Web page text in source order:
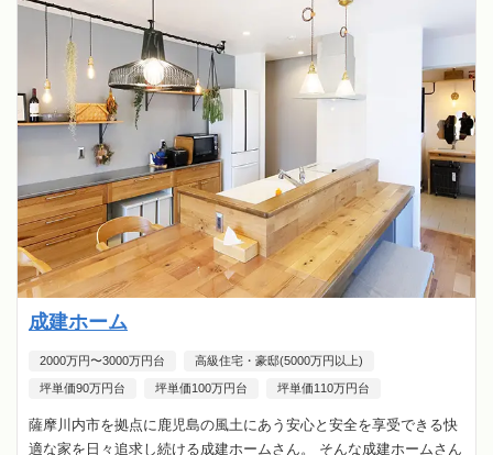
成建ホーム
2000万円〜3000万円台 高級住宅・豪邸(5000万円以上)
坪単価90万円台 坪単価100万円台 坪単価110万円台
薩摩川内市を拠点に鹿児島の風土にあう安心と安全を享受できる快
適な家を日々追求し続ける成建ホームさん。 そんな成建ホームさん